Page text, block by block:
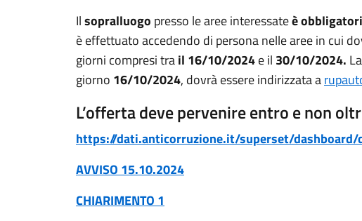
Ilsopralluogo presso le aree interessateè
è effettuato accedendo di persona nelle aree in cui
giorni compresi trail 16/10/2024e il 30/10/2024.
giorno 16/10/2024, dovrà essere indirizzata a
L’offerta deve pervenire entro e non
https://dati.anticorruzione.it/superset/dashboard/
AVVISO 15.10.2024
CHIARIMENTO 1